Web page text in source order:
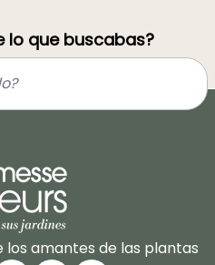
lo que buscabas?
los amantes de las plantas